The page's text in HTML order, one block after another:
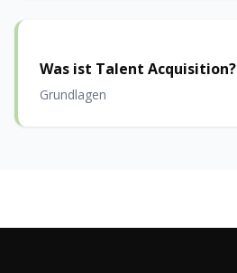
Was ist Talent Acquisition?
Grundlagen